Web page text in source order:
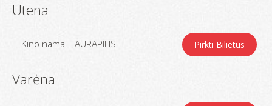
Utena
Kino namai TAURAPILIS Pirkti Bilietus
Varėna